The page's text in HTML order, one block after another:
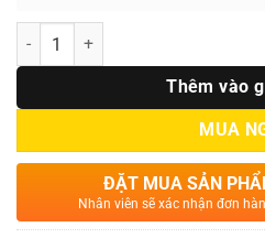
Số lượng
Thêm vào
MUA
ĐẶT MUA SẢN
Nhân viên sẽ xác nhận đơn